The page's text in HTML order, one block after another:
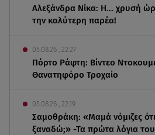
Αλεξάνδρα Νίκα: Η... χρυσή
την καλύτερη παρέα!
05.08.26 , 22:27
Πόρτο Ράφτη: Bίντεο
Θανατηφόρο Τροχαίο
05.08.26 , 22:19
Σαμοθράκη: «Μαμά νόμιζες
ξαναδώ;» -Τα πρώτα λόγια